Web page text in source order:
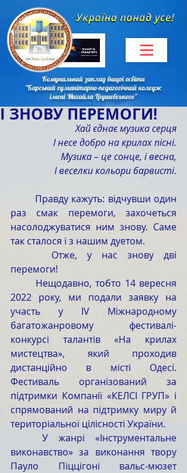
Комунальний заклад вищої освіти
"Барський гуманітарно-педагогічний коледж
імені Михайла Грушевського"
І ЗНОВУ ПЕРЕМОГИ!
Хай єднає музика серця
І несе добро на крилах пісні.
Музика – це сонце, і весна,
І веселки кольори барвисті.
раз смак перемоги, захочеться
насолоджуватися ним знову. Саме
так сталося і з нашим дуетом.
перемоги!
2022 року, ми подали заявку на
участь у ІV Міжнародному
багатожанровому фестивалі-
конкурсі талантів «На крилах
мистецтва», який проходив
дистанційно в місті Одесі.
Фестиваль організований за
підтримки Компанії «КЕЛСІ ГРУП» і
спрямований на підтримку миру й
територіальної цілісності України.
виконавство» за виконання твору
Пауло Піццігоні вальс-мюзет